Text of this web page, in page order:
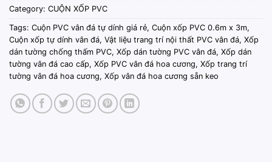
Category: CUỘN XỐP PVC
Tags: Cuộn PVC vân đá tự dính giá rẻ, Cuộn xốp PVC 0.6m x 3m,
Cuộn xốp tự dính vân đá, Vật liệu trang trí nội thất PVC vân đá, Xốp
dán tường chống thấm PVC, Xốp dán tường PVC vân đá, Xốp dán
tường vân đá cao cấp, Xốp PVC vân đá hoa cương, Xốp trang trí
tường vân đá hoa cương, Xốp vân đá hoa cương sẵn keo